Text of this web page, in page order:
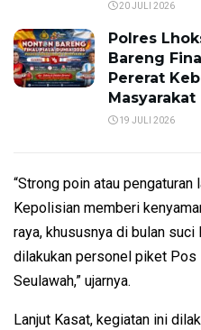
20 JULI 2026
Polres
Bareng
Pererat
Masyarakat
19 JULI 2026
“Strong poin atau
Kepolisian memberi
raya, khususnya di bulan suci
dilakukan personel piket Pos
Seulawah,” ujarnya.
Lanjut Kasat, kegiatan ini